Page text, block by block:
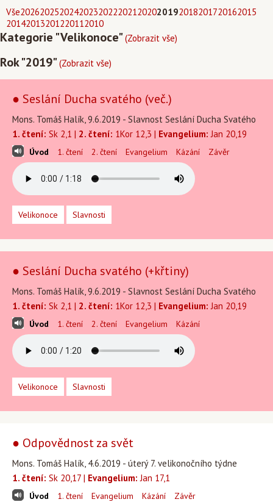
Vše202620252024202320222021202020192018201720162015
20142013201220112010
Kategorie "Velikonoce"(Zobrazit vše)
Rok "2019"(Zobrazit vše)
● Seslání Ducha svatého (več.)
Mons. Tomáš Halík, 9.6.2019 - Slavnost Seslání Ducha Svatého
1. čtení: Sk 2,1 | 2. čtení: 1Kor 12,3 | Evangelium: Jan 20,19
Úvod 1. čtení 2. čtení Evangelium Kázání Závěr
Velikonoce Slavnosti
● Seslání Ducha svatého (+křtiny)
Mons. Tomáš Halík, 9.6.2019 - Slavnost Seslání Ducha Svatého
1. čtení: Sk 2,1 | 2. čtení: 1Kor 12,3 | Evangelium: Jan 20,19
Úvod 1. čtení 2. čtení Evangelium Kázání
Velikonoce Slavnosti
● Odpovědnost za svět
Mons. Tomáš Halík, 4.6.2019 - úterý 7. velikonočního týdne
1. čtení: Sk 20,17 | Evangelium: Jan 17,1
Úvod 1. čtení Evangelium Kázání Závěr